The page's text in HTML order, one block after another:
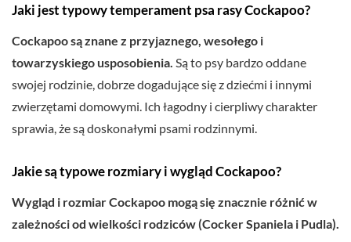
Jaki jest typowy temperament psa rasy Cockapoo?
Cockapoo są znane z przyjaznego, wesołego i
towarzyskiego usposobienia. Są to psy bardzo oddane
swojej rodzinie, dobrze dogadujące się z dziećmi i innymi
zwierzętami domowymi. Ich łagodny i cierpliwy charakter
sprawia, że są doskonałymi psami rodzinnymi.
Jakie są typowe rozmiary i wygląd Cockapoo?
Wygląd i rozmiar Cockapoo mogą się znacznie różnić w
zależności od wielkości rodziców (Cocker Spaniela i Pudla).